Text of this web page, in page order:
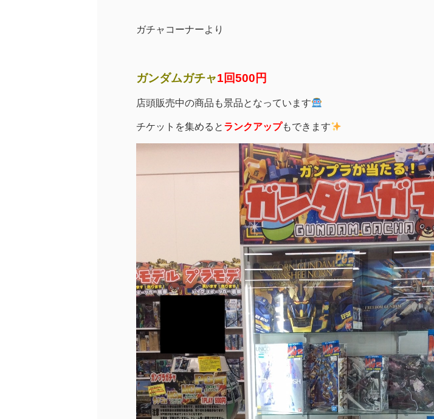
ガチャコーナーより
ガンダムガチャ1回500円
店頭販売中の商品も景品となっています
チケットを集めると ランクアップもできます